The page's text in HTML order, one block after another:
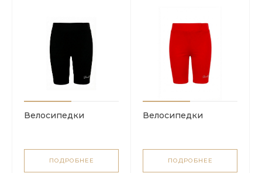
Велосипедки
ПОДРОБНЕЕ
Велосипедки
ПОДРОБНЕЕ